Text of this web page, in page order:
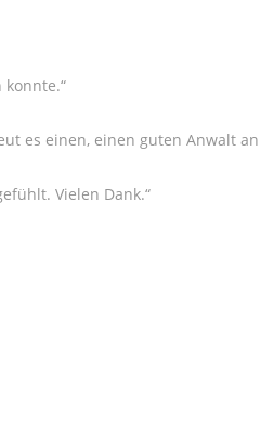
es einen, einen guten Anwalt
Vielen Dank.“